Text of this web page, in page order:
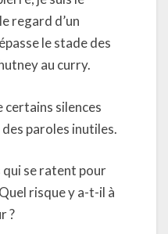
regard d’un
le stade des
au curry.
certains silences
paroles inutiles.
qui se ratent pour
risque y a-t-il à
?